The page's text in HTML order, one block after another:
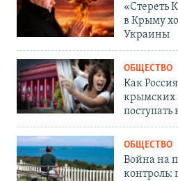
«Стереть
в Крыму
Украины
ОБЩЕСТВО
Как
крымских
ОБЩЕСТВО
Война на
контроль: